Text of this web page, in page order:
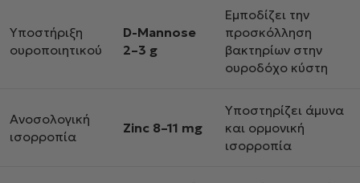
Υποστήριξη
ουροποιητικού
D-Mannose
2–3 g
Εμποδίζει την
προσκόλληση
βακτηρίων στην
ουροδόχο κύστη
Ανοσολογική
ισορροπία
Zinc 8–11 mg
Υποστηρίζει άμυνα
και ορμονική
ισορροπία